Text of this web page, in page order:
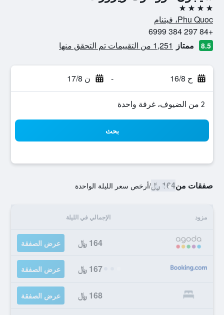
4 نجوم
Phu Quoc، فيتنام
+84 297 384 6999
8.5 ممتاز 1,251 من التقييمات تم التحقق منها
ح 16/8 - ن 17/8
2 من الضيوف، غرفة واحدة
بحث
صفقات من164 ﷼ /أرخص سعر الليلة الواحدة
مزود الإجمالي في الليلة
164 ﷼ عرض الصفقة
167 ﷼ عرض الصفقة
168 ﷼ عرض الصفقة